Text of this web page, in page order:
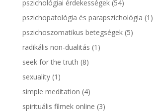
pszichológiai érdekességek(54)
pszichopatológia és parapszichológia (1)
pszichoszomatikus betegségek(5)
radikális non-dualitás (1)
seek for the truth (8)
sexuality(1)
simple meditation (4)
spirituális filmek online (3)